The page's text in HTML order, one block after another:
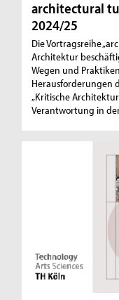
architectural
2024/25
Die Vortragsreihe
Architektur
Wegen und
Herausforderungen
„Kritische
Verantwortung in